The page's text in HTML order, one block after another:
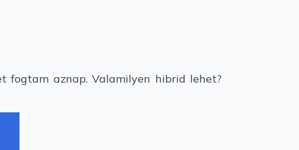
fogtam aznap. Valamilyen hibrid lehet?